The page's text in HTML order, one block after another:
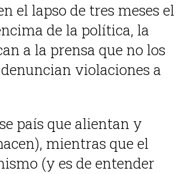
el lapso de tres meses el
de la política, la
a la prensa que no los
violaciones a
país que alientan y
mientras que el
(y es de entender